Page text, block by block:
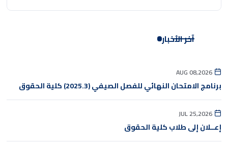
آخر الأخبار
AUG 08,2026
برنامج الامتحان النهائي للفصل الصيفي (2025.3) كلية الحقوق
JUL 25,2026
إعــلان إلى طلاب كلية الحقوق